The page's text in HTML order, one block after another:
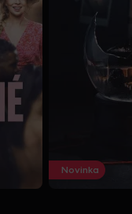
Novinka